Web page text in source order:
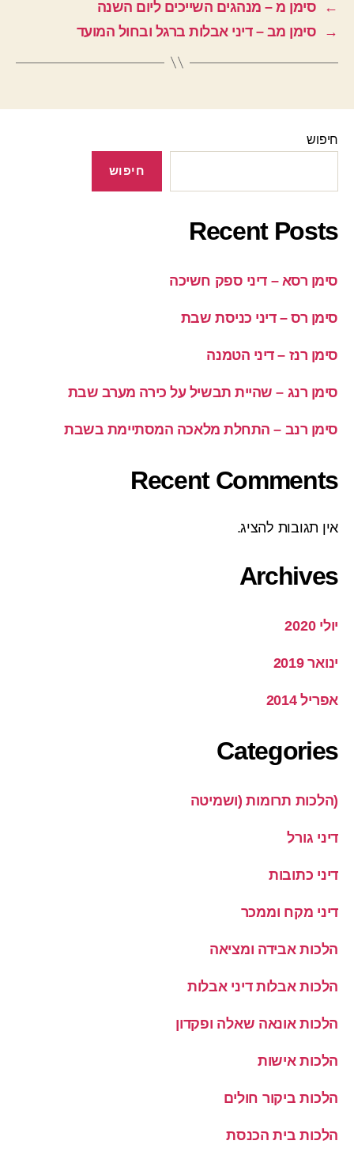
←
סימן מ – מנהגים השייכים ליום השנה
→
סימן מב – דיני אבלות ברגל ובחול המועד
חיפוש
חיפוש
Recent Posts
סימן רסא – דיני ספק חשיכה
סימן רס – דיני כניסת שבת
סימן רנז – דיני הטמנה
סימן רנג – שהיית תבשיל על כירה מערב שבת
סימן רנב – התחלת מלאכה המסתיימת בשבת
Recent Comments
אין תגובות להציג.
Archives
יולי 2020
ינואר 2019
אפריל 2014
Categories
(הלכות תרומות (ושמיטה
דיני גורל
דיני כתובות
דיני מקח וממכר
הלכות אבידה ומציאה
הלכות אבלות דיני אבלות
הלכות אונאה שאלה ופקדון
הלכות אישות
הלכות ביקור חולים
הלכות בית הכנסת